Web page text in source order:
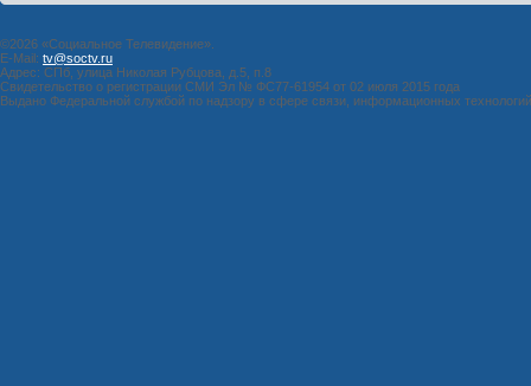
©2026 «Социальное Телевидение».
E-Mail: tv@soctv.ru
Адрес: СПб, улица Николая Рубцова, д.5, п.8
Свидетельство о регистрации СМИ Эл № ФС77-61954 от 02 июля 2015 года
Выдано Федеральной службой по надзору в сфере связи, информационных